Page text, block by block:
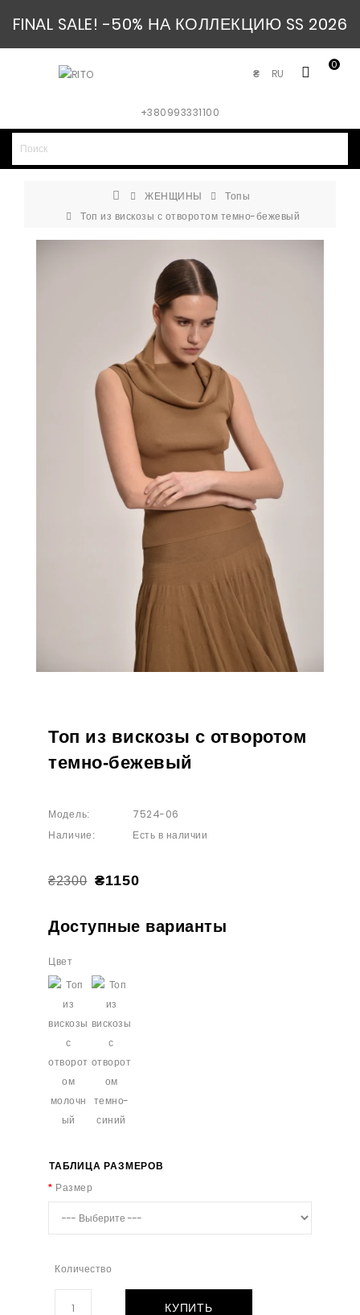
FINAL SALE! -50% НА КОЛЛЕКЦИЮ SS 2026
0
RU
₴
+380993331100
ЖЕНЩИНЫ
Топы
Топ из вискозы с отворотом темно-бежевый
Топ из вискозы с отворотом
темно-бежевый
Модель: 7524-06
Наличие: Есть в наличии
₴2300 ₴1150
Доступные варианты
Цвет
ТАБЛИЦА РАЗМЕРОВ
Размер
Количество
КУПИТЬ